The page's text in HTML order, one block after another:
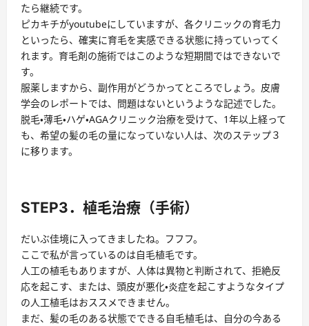
たら継続です。
ピカキチがyoutubeにしていますが、各クリニックの育毛力
といったら、確実に育毛を実感できる状態に持っていってく
れます。育毛剤の施術ではこのような短期間ではできないで
す。
服薬しますから、副作用がどうかってところでしょう。皮膚
学会のレポートでは、問題はないというような記述でした。
脱毛・薄毛・ハゲ・AGAクリニック治療を受けて、1年以上経って
も、希望の髪の毛の量になっていない人は、次のステップ３
に移ります。
STEP3．植毛治療（手術）
だいぶ佳境に入ってきましたね。フフフ。
ここで私が言っているのは自毛植毛です。
人工の植毛もありますが、人体は異物と判断されて、拒絶反
応を起こす、または、頭皮が悪化・炎症を起こすようなタイプ
の人工植毛はおススメできません。
まだ、髪の毛のある状態でできる自毛植毛は、自分の今ある